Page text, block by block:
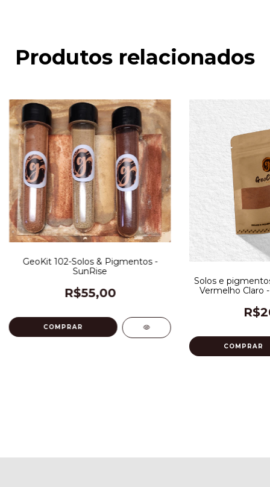
Produtos relacionados
GeoKit 102-Solos & Pigmentos -
SunRise
R$55,00
Solos e
Vermelho Claro
COMPRAR